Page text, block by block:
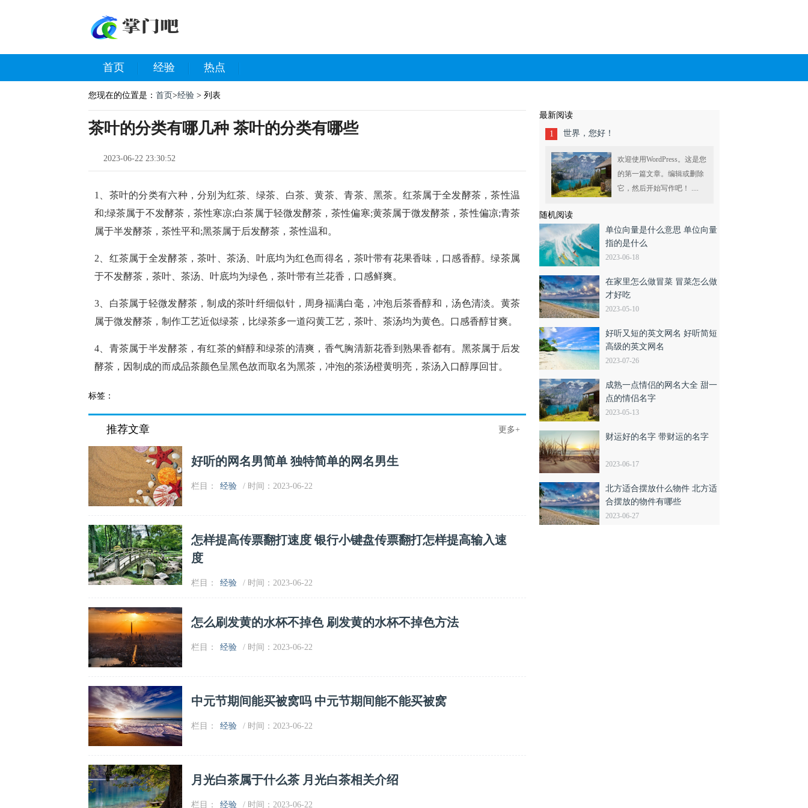
首页 经验 热点
您现在的位置是： 首页>经验 > 列表
茶叶的分类有哪几种 茶叶的分类有哪些
2023-06-22 23:30:52
1、茶叶的分类有六种，分别为红茶、绿茶、白茶、黄茶、青茶、黑茶。红茶属于全发酵茶，茶性温
和;绿茶属于不发酵茶，茶性寒凉;白茶属于轻微发酵茶，茶性偏寒;黄茶属于微发酵茶，茶性偏凉;青茶
属于半发酵茶，茶性平和;黑茶属于后发酵茶，茶性温和。
2、红茶属于全发酵茶，茶叶、茶汤、叶底均为红色而得名，茶叶带有花果香味，口感香醇。绿茶属
于不发酵茶，茶叶、茶汤、叶底均为绿色，茶叶带有兰花香，口感鲜爽。
3、白茶属于轻微发酵茶，制成的茶叶纤细似针，周身福满白毫，冲泡后茶香醇和，汤色清淡。黄茶
属于微发酵茶，制作工艺近似绿茶，比绿茶多一道闷黄工艺，茶叶、茶汤均为黄色。口感香醇甘爽。
4、青茶属于半发酵茶，有红茶的鲜醇和绿茶的清爽，香气胸清新花香到熟果香都有。黑茶属于后发
酵茶，因制成的而成品茶颜色呈黑色故而取名为黑茶，冲泡的茶汤橙黄明亮，茶汤入口醇厚回甘。
标签：
推荐文章 更多+
好听的网名男简单 独特简单的网名男生
栏目： 经验 / 时间：2023-06-22
怎样提高传票翻打速度 银行小键盘传票翻打怎样提高输入速
度
栏目： 经验 / 时间：2023-06-22
怎么刷发黄的水杯不掉色 刷发黄的水杯不掉色方法
栏目： 经验 / 时间：2023-06-22
中元节期间能买被窝吗 中元节期间能不能买被窝
栏目： 经验 / 时间：2023-06-22
月光白茶属于什么茶 月光白茶相关介绍
栏目： 经验 / 时间：2023-06-22
最新阅读
1 世界，您好！
欢迎使用WordPress。这是您
的第一篇文章。编辑或删除
它，然后开始写作吧！ ....
随机阅读
单位向量是什么意思 单位向量
指的是什么
2023-06-18
在家里怎么做冒菜 冒菜怎么做
才好吃
2023-05-10
好听又短的英文网名 好听简短
高级的英文网名
2023-07-26
成熟一点情侣的网名大全 甜一
点的情侣名字
2023-05-13
财运好的名字 带财运的名字
2023-06-17
北方适合摆放什么物件 北方适
合摆放的物件有哪些
2023-06-27